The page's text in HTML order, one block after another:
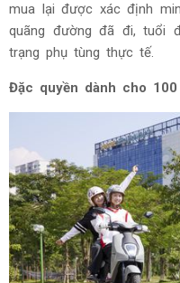
mua lại được xác định
quãng đường đã đi, tuổi
trạng phụ tùng thực tế.
Đặc quyền dành cho